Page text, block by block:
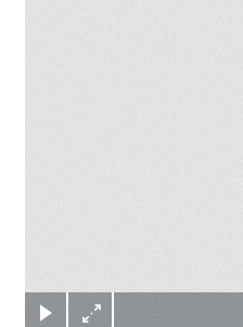
(c) Didier Gualeni